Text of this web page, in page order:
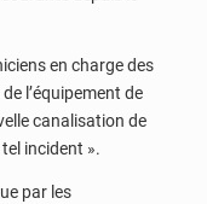
en charge des
l’équipement de
canalisation de
tel incident ».
par les